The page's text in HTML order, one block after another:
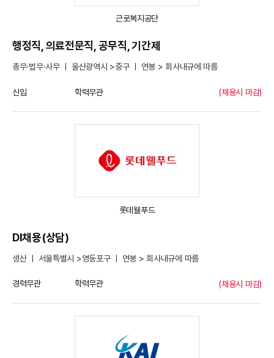
근로복지공단
행정직, 의료전문직, 공무직, 기간제
총무·법무·사무 ㅣ 울산광역시 >중구 ㅣ 연봉 > 회사내규에 따름
신입 학력무관 (채용시 마감)
롯데웰푸드
DI채용(상담)
생산 ㅣ 서울특별시 >영등포구 ㅣ 연봉 > 회사내규에 따름
경력무관 학력무관 (채용시 마감)